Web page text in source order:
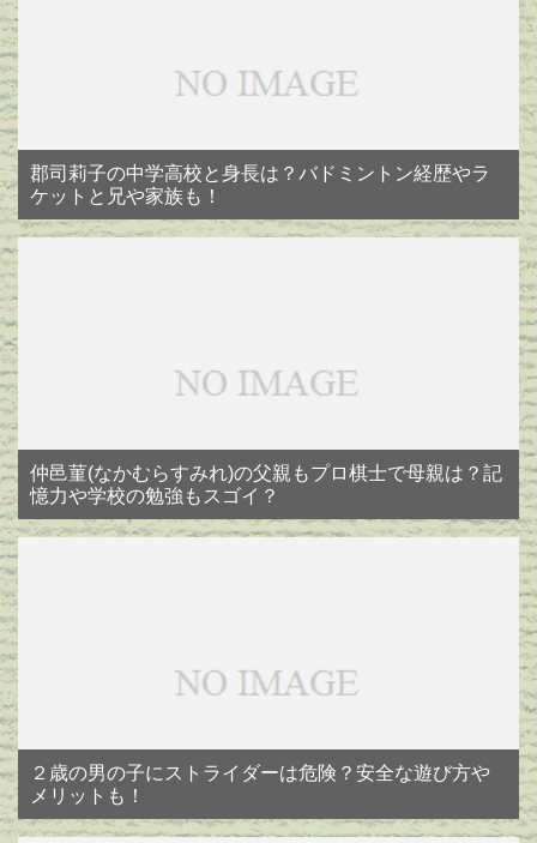
郡司莉子の中学高校と身長は？バドミントン経歴やラ
ケットと兄や家族も！
仲邑菫(なかむらすみれ)の父親もプロ棋士で母親は？記
憶力や学校の勉強もスゴイ？
２歳の男の子にストライダーは危険？安全な遊び方や
メリットも！